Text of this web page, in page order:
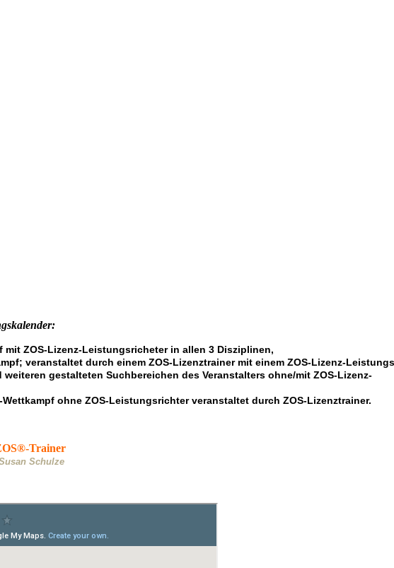
mit ZOS-Lizenz-Leistungsricheter in allen 3 Disziplinen,
veranstaltet durch einem ZOS-Lizenztrainer mit einem ZOS-Lizenz-
gestalteten Suchbereichen des Veranstalters ohne/mit ZOS-Lizenz-
ohne ZOS-Leistungsrichter veranstaltet durch ZOS-Lizenztrainer.
Trainer
Schulze